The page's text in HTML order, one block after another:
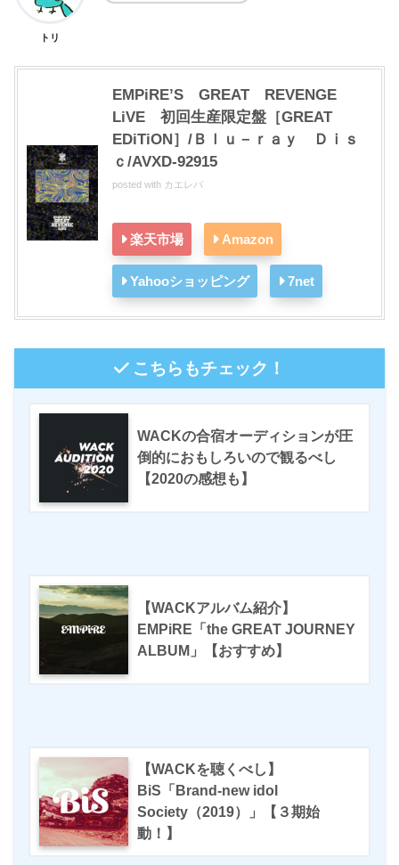
トリ
EMPiRE’S GREAT REVENGE
LiVE 初回生産限定盤［GREAT
EDiTiON］/Ｂｌｕ－ｒａｙ Ｄｉｓ
ｃ/AVXD-92915
posted with カエレバ
楽天市場 Amazon
Yahooショッピング 7net
こちらもチェック！
WACKの合宿オーディションが圧
倒的におもしろいので観るべし
【2020の感想も】
【WACKアルバム紹介】
EMPiRE「the GREAT JOURNEY
ALBUM」【おすすめ】
【WACKを聴くべし】
BiS「Brand-new idol
Society（2019）」【３期始
動！】